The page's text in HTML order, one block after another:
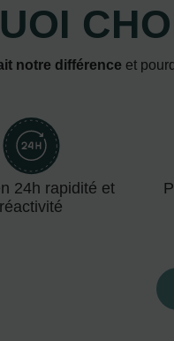
notre différence et
24h rapidité et
réactivité